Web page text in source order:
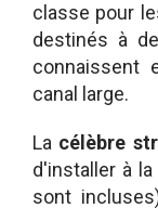
classe pour
destinés à
connaissent
canal large.
La célèbre
d'installer à
sont